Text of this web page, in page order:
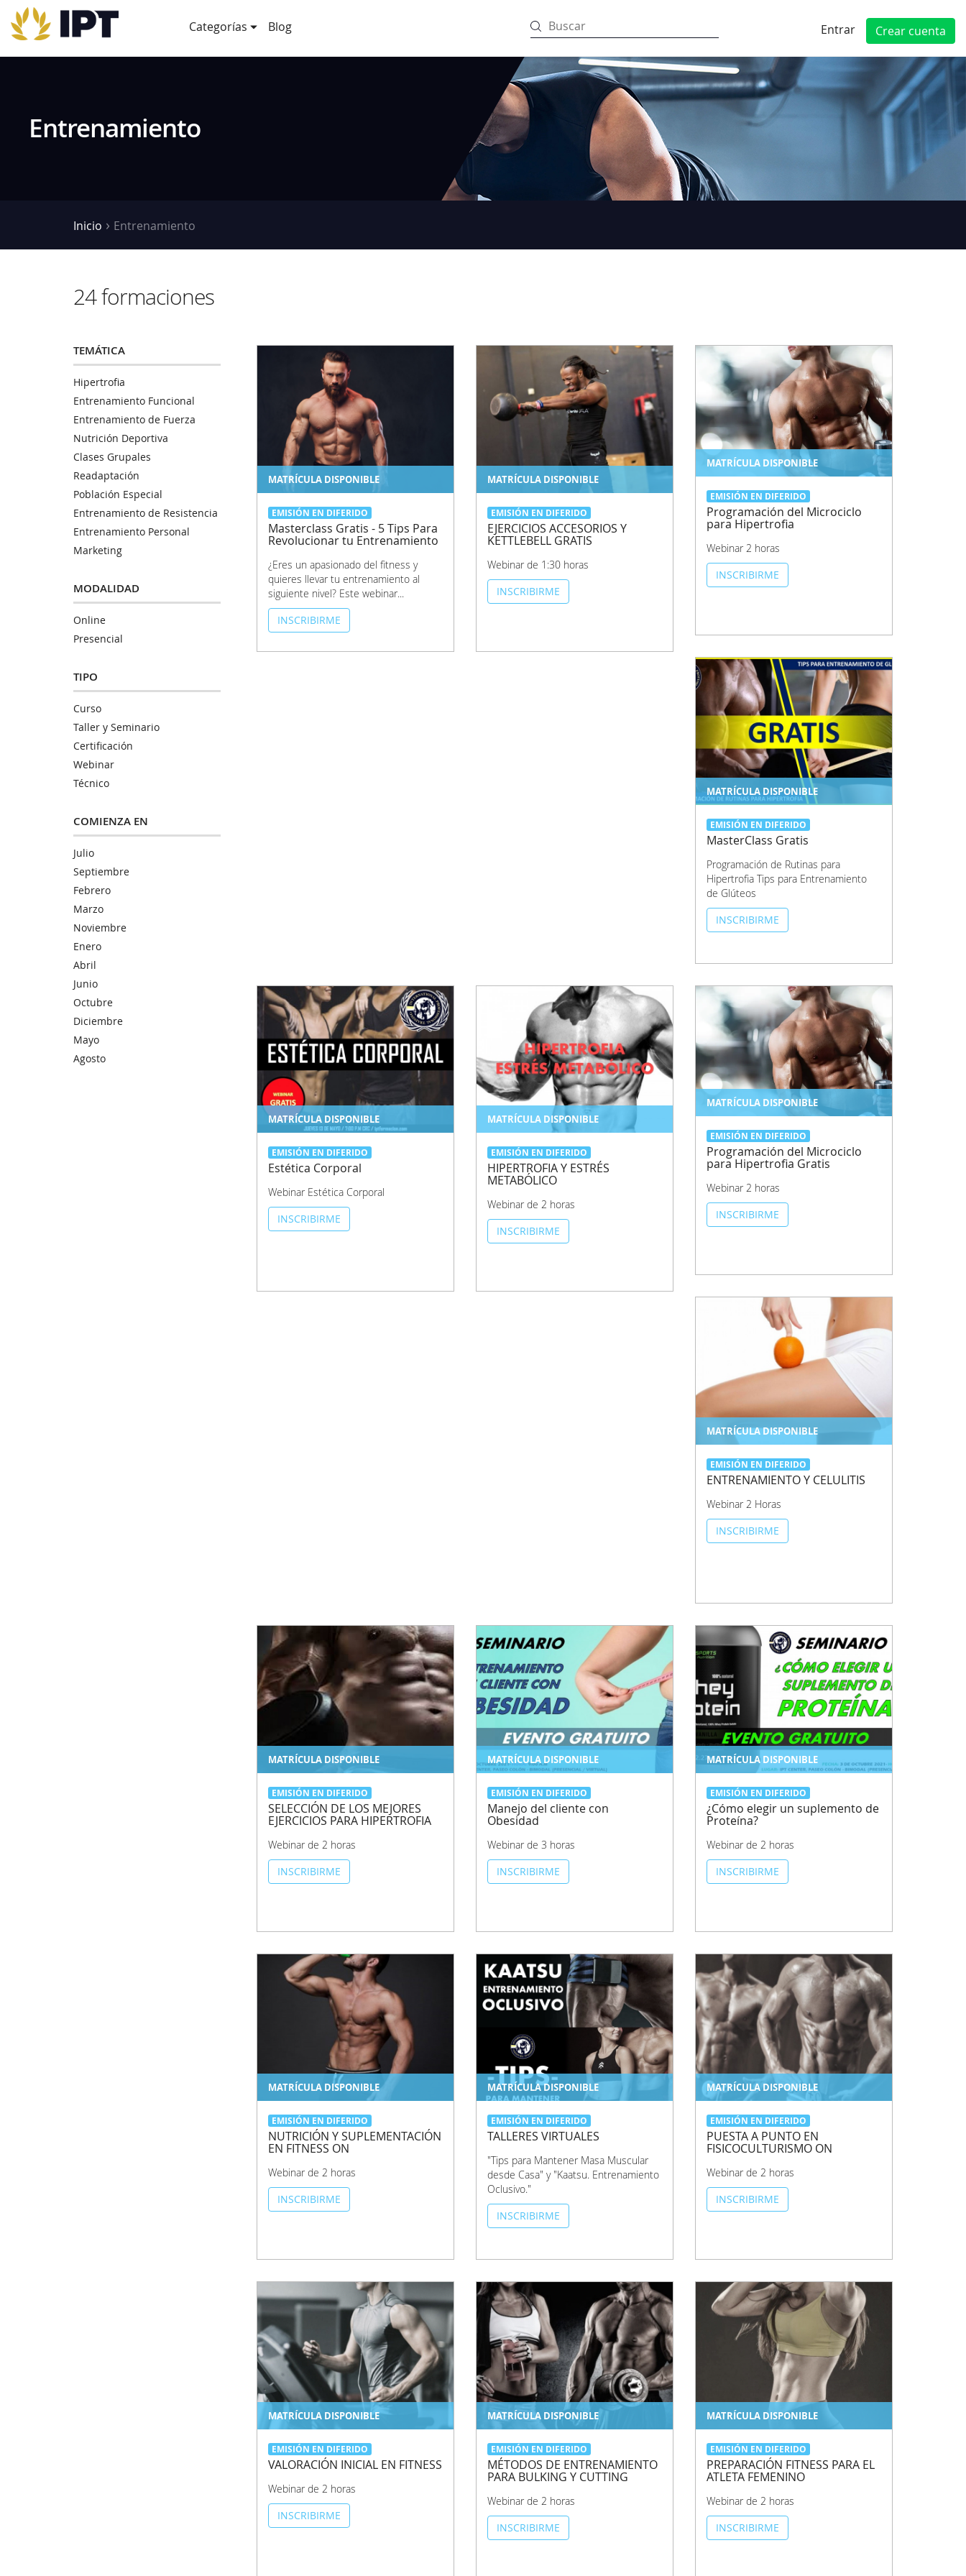
Categorías Blog Entrar Crear cuenta
Entrenamiento
Inicio Entrenamiento
24 formaciones
TEMÁTICA
Hipertrofia
Entrenamiento Funcional
Entrenamiento de Fuerza
Nutrición Deportiva
Clases Grupales
Readaptación
Población Especial
Entrenamiento de Resistencia
Entrenamiento Personal
Marketing
MODALIDAD
Online
Presencial
TIPO
Curso
Taller y Seminario
Certificación
Webinar
Técnico
COMIENZA EN
Julio
Septiembre
Febrero
Marzo
Noviembre
Enero
Abril
Junio
Octubre
Diciembre
Mayo
Agosto
MATRÍCULA DISPONIBLE
EMISIÓN EN DIFERIDO
Masterclass Gratis - 5 Tips Para
Revolucionar tu Entrenamiento
¿Eres un apasionado del fitness y
quieres llevar tu entrenamiento al
siguiente nivel? Este webinar...
INSCRIBIRME
MATRÍCULA DISPONIBLE
EMISIÓN EN DIFERIDO
EJERCICIOS ACCESORIOS Y
KETTLEBELL GRATIS
Webinar de 1:30 horas
INSCRIBIRME
MATRÍCULA DISPONIBLE
EMISIÓN EN DIFERIDO
Programación del Microciclo
para Hipertrofia
Webinar 2 horas
INSCRIBIRME
MATRÍCULA DISPONIBLE
EMISIÓN EN DIFERIDO
MasterClass Gratis
Programación de Rutinas para
Hipertrofia Tips para Entrenamiento
de Glúteos
INSCRIBIRME
MATRÍCULA DISPONIBLE
EMISIÓN EN DIFERIDO
Estética Corporal
Webinar Estética Corporal
INSCRIBIRME
MATRÍCULA DISPONIBLE
EMISIÓN EN DIFERIDO
HIPERTROFIA Y ESTRÉS
METABÓLICO
Webinar de 2 horas
INSCRIBIRME
MATRÍCULA DISPONIBLE
EMISIÓN EN DIFERIDO
Programación del Microciclo
para Hipertrofia Gratis
Webinar 2 horas
INSCRIBIRME
MATRÍCULA DISPONIBLE
EMISIÓN EN DIFERIDO
ENTRENAMIENTO Y CELULITIS
Webinar 2 Horas
INSCRIBIRME
MATRÍCULA DISPONIBLE
EMISIÓN EN DIFERIDO
SELECCIÓN DE LOS MEJORES
EJERCICIOS PARA HIPERTROFIA
Webinar de 2 horas
INSCRIBIRME
MATRÍCULA DISPONIBLE
EMISIÓN EN DIFERIDO
Manejo del cliente con
Obesidad
Webinar de 3 horas
INSCRIBIRME
MATRÍCULA DISPONIBLE
EMISIÓN EN DIFERIDO
¿Cómo elegir un suplemento de
Proteína?
Webinar de 2 horas
INSCRIBIRME
MATRÍCULA DISPONIBLE
EMISIÓN EN DIFERIDO
NUTRICIÓN Y SUPLEMENTACIÓN
EN FITNESS ON
Webinar de 2 horas
INSCRIBIRME
MATRÍCULA DISPONIBLE
EMISIÓN EN DIFERIDO
TALLERES VIRTUALES
"Tips para Mantener Masa Muscular
desde Casa" y "Kaatsu. Entrenamiento
Oclusivo."
INSCRIBIRME
MATRÍCULA DISPONIBLE
EMISIÓN EN DIFERIDO
PUESTA A PUNTO EN
FISICOCULTURISMO ON
Webinar de 2 horas
INSCRIBIRME
MATRÍCULA DISPONIBLE
EMISIÓN EN DIFERIDO
VALORACIÓN INICIAL EN FITNESS
Webinar de 2 horas
INSCRIBIRME
MATRÍCULA DISPONIBLE
EMISIÓN EN DIFERIDO
MÉTODOS DE ENTRENAMIENTO
PARA BULKING Y CUTTING
Webinar de 2 horas
INSCRIBIRME
MATRÍCULA DISPONIBLE
EMISIÓN EN DIFERIDO
PREPARACIÓN FITNESS PARA EL
ATLETA FEMENINO
Webinar de 2 horas
INSCRIBIRME